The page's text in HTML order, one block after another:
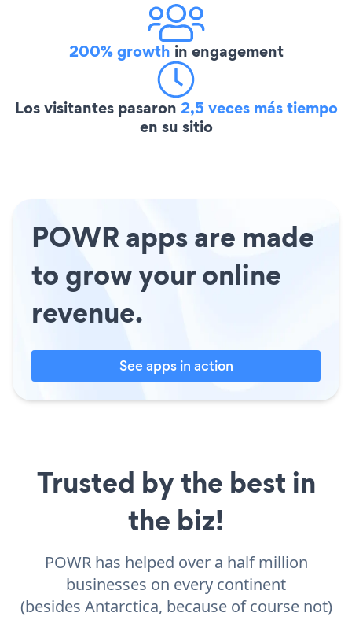
200% growth in engagement
Los visitantes pasaron 2,5 veces más tiempo
en su sitio
POWR apps are made
to grow your online
revenue.
See apps in action
Trusted by the best in
the biz!
POWR has helped over a half million
businesses on every continent
(besides Antarctica, because of course not)